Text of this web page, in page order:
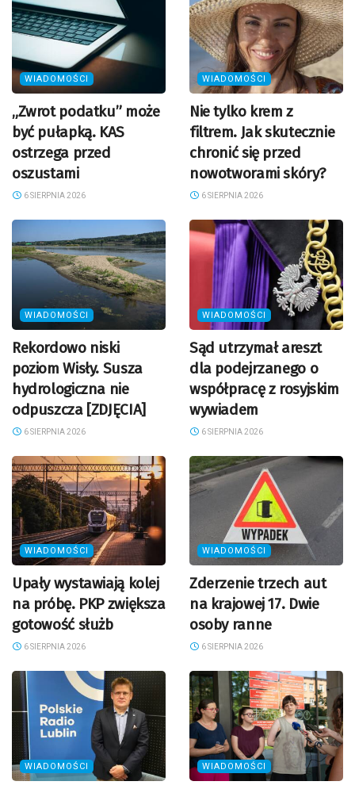
WIADOMOŚCI
„Zwrot podatku” może
być pułapką. KAS
ostrzega przed
oszustami
6 SIERPNIA 2026
WIADOMOŚCI
Nie tylko krem z
filtrem. Jak skutecznie
chronić się przed
nowotworami skóry?
6 SIERPNIA 2026
WIADOMOŚCI
Rekordowo niski
poziom Wisły. Susza
hydrologiczna nie
odpuszcza [ZDJĘCIA]
6 SIERPNIA 2026
WIADOMOŚCI
Sąd utrzymał areszt
dla podejrzanego o
współpracę z rosyjskim
wywiadem
6 SIERPNIA 2026
WIADOMOŚCI
Upały wystawiają kolej
na próbę. PKP zwiększa
gotowość służb
6 SIERPNIA 2026
WIADOMOŚCI
Zderzenie trzech aut
na krajowej 17. Dwie
osoby ranne
6 SIERPNIA 2026
WIADOMOŚCI WIADOMOŚCI